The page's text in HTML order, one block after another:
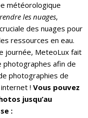
météorologique
les nuages,
des nuages pour
ressources en eau.
journée, MeteoLux fait
photographes afin de
photographies de
! Vous pouvez
jusqu’au
: